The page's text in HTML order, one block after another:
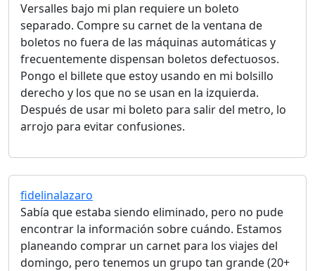
Versalles bajo mi plan requiere un boleto
separado. Compre su carnet de la ventana de
boletos no fuera de las máquinas automáticas y
frecuentemente dispensan boletos defectuosos.
Pongo el billete que estoy usando en mi bolsillo
derecho y los que no se usan en la izquierda.
Después de usar mi boleto para salir del metro, lo
arrojo para evitar confusiones.
fidelinalazaro
Sabía que estaba siendo eliminado, pero no pude
encontrar la información sobre cuándo. Estamos
planeando comprar un carnet para los viajes del
domingo, pero tenemos un grupo tan grande (20+